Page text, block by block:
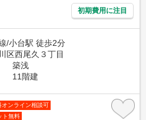
初期費用に注目
/小台駅 徒歩2分
区西尾久３丁目
築浅
11階建
オンライン相談可
ト無料